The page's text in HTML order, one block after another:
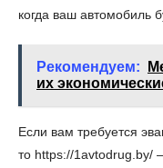
когда ваш автомобиль
Рекомендуем:
их
Если вам требуется
то https://1avtodrug.by/